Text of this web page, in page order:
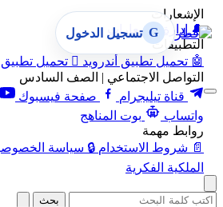
الإشعارات
🔔 إدارة الإشعارات
التطبيقات
🤖 تحميل تطبيق أندرويد  تحميل تطبيق
التواصل الاجتماعي | الصف السادس
قناة تيليجرام
صفحة فيسبوك
واتساب
بوت المناهج
روابط مهمة
📄 شروط الاستخدام 🔒 سياسة
الملكية الفكرية
G تسجيل الدخول
بحث